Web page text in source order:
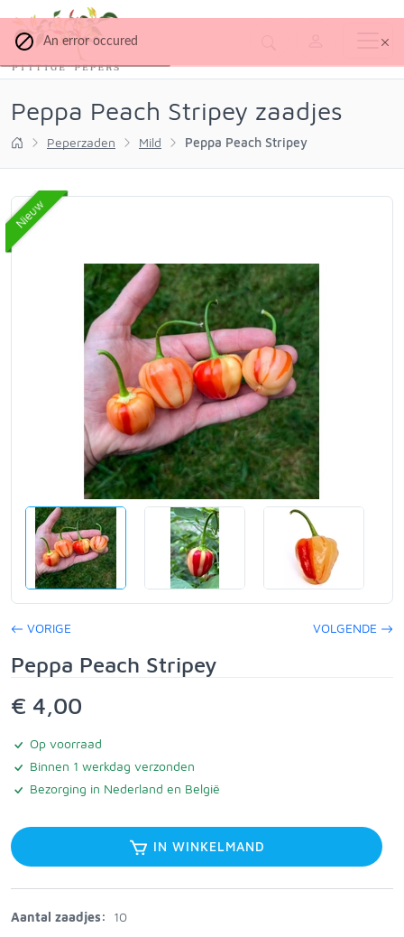
Peppa Peach Stripey zaadjes
Peperzaden Mild Peppa Peach Stripey
Nieuw
VORIGE VOLGENDE
Peppa Peach Stripey
€ 4,00
Op voorraad
Binnen 1 werkdag verzonden
Bezorging in Nederland en België
IN WINKELMAND
Aantal zaadjes:
10
An error occured